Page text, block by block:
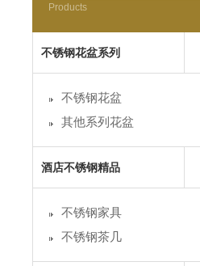
Products
不锈钢花盆系列
不锈钢花盆
其他系列花盆
酒店不锈钢精品
不锈钢家具
不锈钢茶几